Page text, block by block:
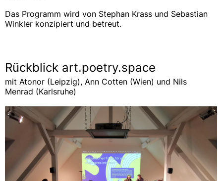
Das Programm wird von Stephan Krass und Sebastian
Winkler konzipiert und betreut.
Rückblick art.poetry.space
mit Atonor (Leipzig), Ann Cotten (Wien) und Nils
Menrad (Karlsruhe)